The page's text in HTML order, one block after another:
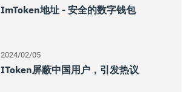
ImToken地址 - 安全的数字钱包
2024/02/05
IToken屏蔽中国用户，引发热议